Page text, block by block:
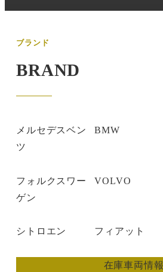
ブランド
BRAND
メルセデスベン
ツ
BMW
フォルクスワー
ゲン
VOLVO
シトロエン フィアット
在庫車両情報